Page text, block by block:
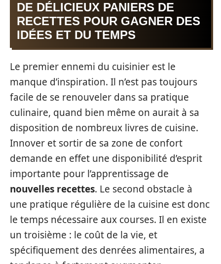
DE DÉLICIEUX PANIERS DE
RECETTES POUR GAGNER DES
IDÉES ET DU TEMPS
Le premier ennemi du cuisinier est le
manque d’inspiration. Il n’est pas toujours
facile de se renouveler dans sa pratique
culinaire, quand bien même on aurait à sa
disposition de nombreux livres de cuisine.
Innover et sortir de sa zone de confort
demande en effet une disponibilité d’esprit
importante pour l’apprentissage de
nouvelles recettes. Le second obstacle à
une pratique régulière de la cuisine est donc
le temps nécessaire aux courses. Il en existe
un troisième : le coût de la vie, et
spécifiquement des denrées alimentaires, a